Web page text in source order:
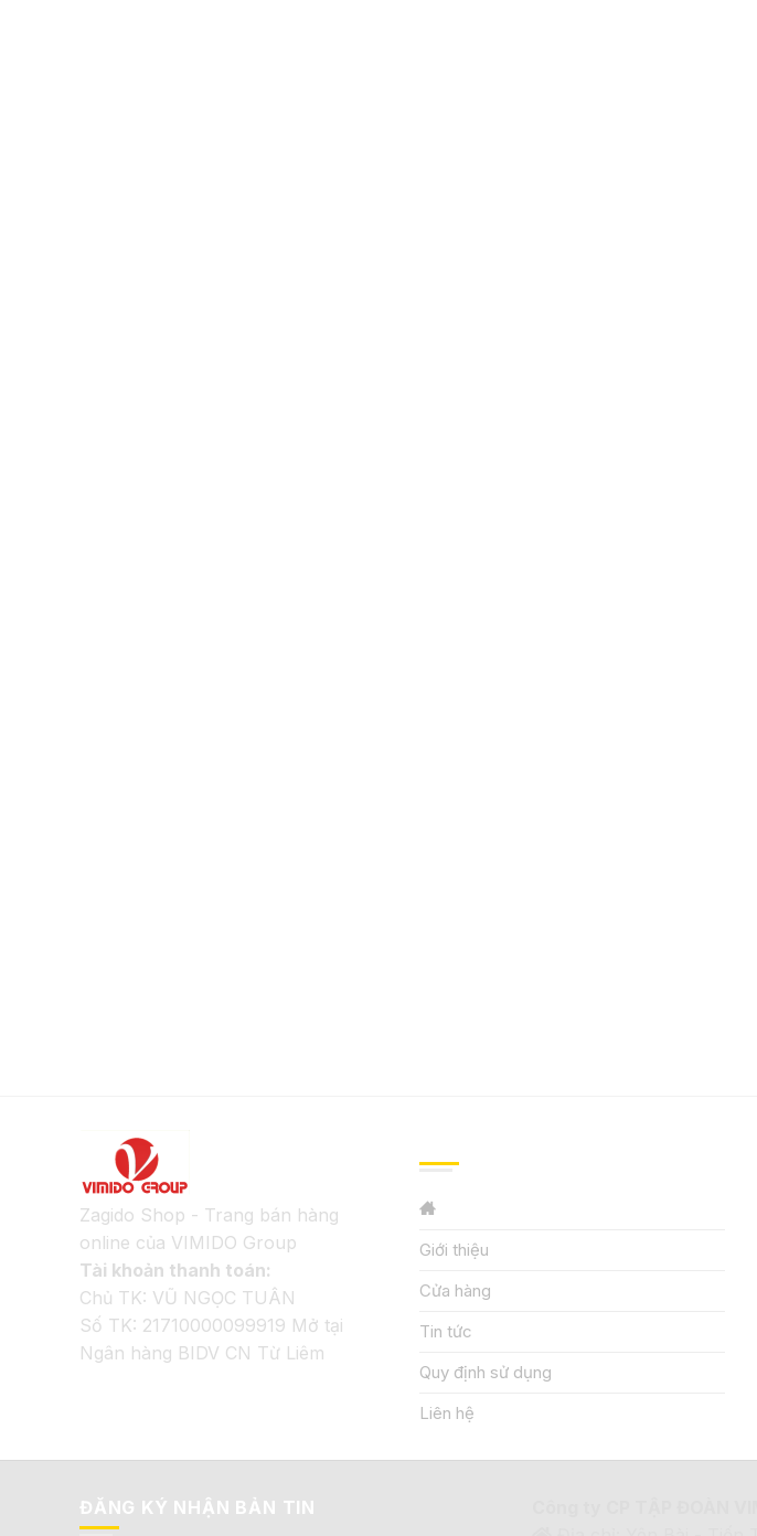
Zagido Shop - Trang bán hàng
online của VIMIDO Group
Tài khoản thanh toán:
Chủ TK: VŨ NGỌC TUÂN
Số TK: 21710000099919 Mở tại
Ngân hàng BIDV CN Từ Liêm
Giới thiệu
Cửa hàng
Tin tức
Quy định sử dụng
Liên hệ
ĐĂNG KÝ NHẬN BẢN TIN